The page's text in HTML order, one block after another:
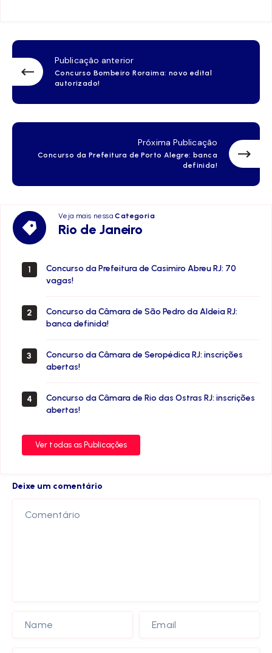
Publicação anterior
Concurso Bombeiro Roraima: novo edital
autorizado!
Próxima Publicação
Concurso da Prefeitura de Porto Alegre: banca
definida!
Veja mais nessaCategoria
Rio de Janeiro
Rio
de
1
Concurso da Prefeitura de Casimiro Abreu RJ: 70
vagas!
2
Concurso da Câmara de São Pedro da Aldeia RJ:
banca definida!
3
Concurso da Câmara de Seropédica RJ: inscrições
abertas!
4
Concurso da Câmara de Rio das Ostras RJ: inscrições
abertas!
Ver todas as Publicações
Deixe um comentário